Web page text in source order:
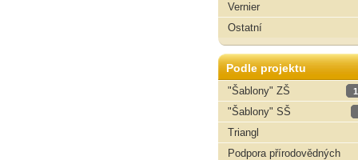
Vernier
Ostatní
Podle projektu
"Šablony" ZŠ
"Šablony" SŠ
Triangl
Podpora přírodovědných